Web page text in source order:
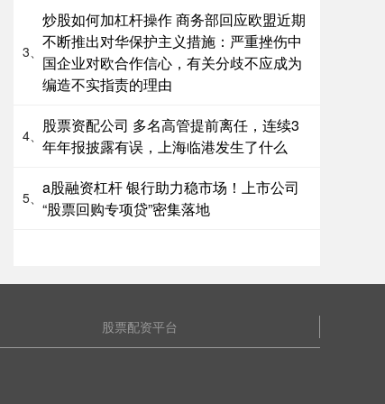
3、
炒股如何加杠杆操作 商务部回应欧盟近期
不断推出对华保护主义措施：严重挫伤中
国企业对欧合作信心，有关分歧不应成为
编造不实指责的理由
4、
股票资配公司 多名高管提前离任，连续3
年年报披露有误，上海临港发生了什么
5、
a股融资杠杆 银行助力稳市场！上市公司
“股票回购专项贷”密集落地
股票配资平台